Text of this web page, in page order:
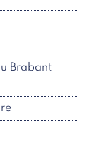
Brabant